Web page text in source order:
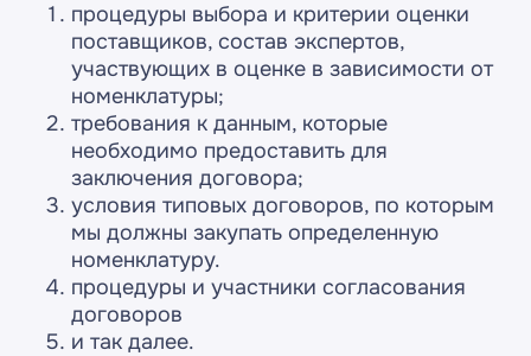
процедуры выбора и критерии оценки
поставщиков, состав экспертов,
участвующих в оценке в зависимости от
номенклатуры;
требования к данным, которые
необходимо предоставить для
заключения договора;
условия типовых договоров, по которым
мы должны закупать определенную
номенклатуру.
процедуры и участники согласования
договоров
и так далее.
Оставить заявку